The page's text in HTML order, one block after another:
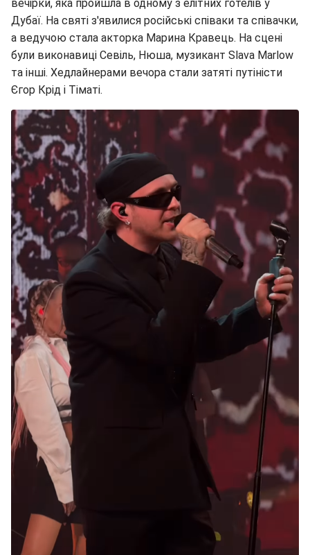
вечірки, яка пройшла в одному з елітних готелів у
Дубаї. На святі з'явилися російські співаки та співачки,
а ведучою стала акторка Марина Кравець. На сцені
були виконавиці Севіль, Нюша, музикант Slava Marlow
та інші. Хедлайнерами вечора стали затяті путіністи
Єгор Крід і Тіматі.